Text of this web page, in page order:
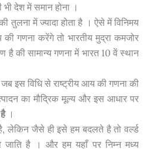
देश में समान होना ।
तुलना में ज्यादा होता है । ऐसे में विनिमय
गणना करेंगे तो भारतीय मुद्रा कमजोर
की सामान्य गणना में भारत 10 वें स्थान
इस विधि से राष्ट्रीय आय की गणना की
का मौद्रिक मूल्य और इस आधार पर
।
लेकिन जैसे ही इसे हम बदलते है तो वर्ल्ड
जाति है । और हम यहाँ पर निम्न मध्य